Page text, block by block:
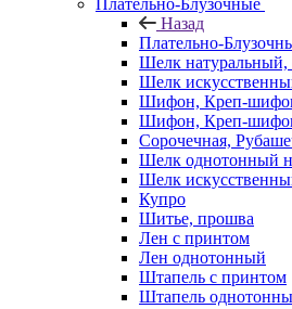
Плательно-Блузочные
Назад
Плательно-
Шелк натуральный,
Шелк
Шифон, Креп-
Шифон, Креп-
Сорочечная,
Шелк однотонный
Шелк
Купро
Шитье, прошва
Лен с принтом
Лен однотонный
Штапель с принтом
Штапель